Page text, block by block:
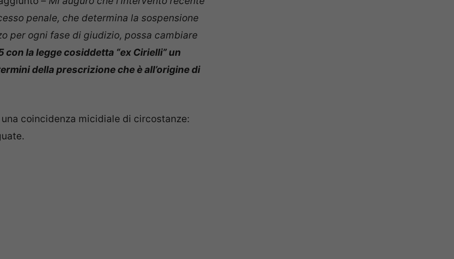
penale, che determina la sospensione
per ogni fase di giudizio, possa cambiare
con la legge cosiddetta “ex Cirielli” un
della prescrizione che è all’origine di
coincidenza micidiale di circostanze: